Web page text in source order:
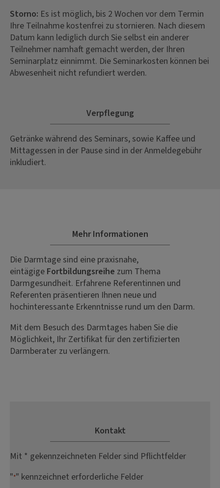
Storno: Es ist möglich, bis 2 Wochen vor dem Termin
Ihre Teilnahme kostenfrei zu stornieren. Nach diesem
Datum kann lediglich durch Sie selbst ein anderer
Teilnehmer namhaft gemacht werden, der Ihren
Seminarplatz einnimmt. Die Seminarkosten können bei
Abwesenheit nicht refundiert werden.
Verpflegung
Getränke während des Seminars, sowie Kaffee und
Mittagessen in der Pause sind in der Anmeldegebühr
inkludiert.
Mehr Informationen
Die Darmtage sind eine praxisnahe,
eintägige Fortbildungsreihe zum Thema
Darmgesundheit. Erfahrene Referentinnen und
Referenten präsentieren Ihnen neue und
hochinteressante Erkenntnisse rund um den Darm.
Mit dem Besuch des Darmtages haben Sie die
Möglichkeit, Ihr Zertifikat für den zertifizierten
Darmberater zu verlängern.
Kontakt
Mit * gekennzeichneten Felder sind Pflichtfelder
"*" kennzeichnet erforderliche Felder